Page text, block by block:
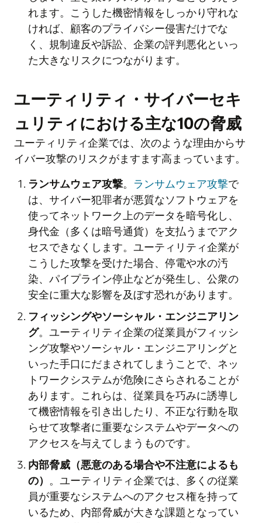
れます。こうした機密情報をしっかり守れな
ければ、顧客のプライバシー侵害だけでな
く、規制違反や訴訟、企業の評判悪化といっ
た大きなリスクにつながります。
ユーティリティ・サイバーセキ
ュリティにおける主な10の脅威
ユーティリティ企業では、次のような理由からサ
イバー攻撃のリスクがますます高まっています。
ランサムウェア攻撃。 ランサムウェア攻撃で
は、サイバー犯罪者が悪質なソフトウェアを
使ってネットワーク上のデータを暗号化し、
身代金（多くは暗号通貨）を支払うまでアク
セスできなくします。ユーティリティ企業が
こうした攻撃を受けた場合、停電や水の汚
染、パイプライン停止などが発生し、公衆の
安全に重大な影響を及ぼす恐れがあります。
フィッシングやソーシャル・エンジニアリン
グ。ユーティリティ企業の従業員がフィッシ
ング攻撃やソーシャル・エンジニアリングと
いった手口にだまされてしまうことで、ネッ
トワークシステムが危険にさらされることが
あります。これらは、従業員を巧みに誘導し
て機密情報を引き出したり、不正な行動を取
らせて攻撃者に重要なシステムやデータへの
アクセスを与えてしまうものです。
内部脅威（悪意のある場合や不注意によるも
の） 。ユーティリティ企業では、多くの従業
員が重要なシステムへのアクセス権を持って
いるため、内部脅威が大きな課題となってい